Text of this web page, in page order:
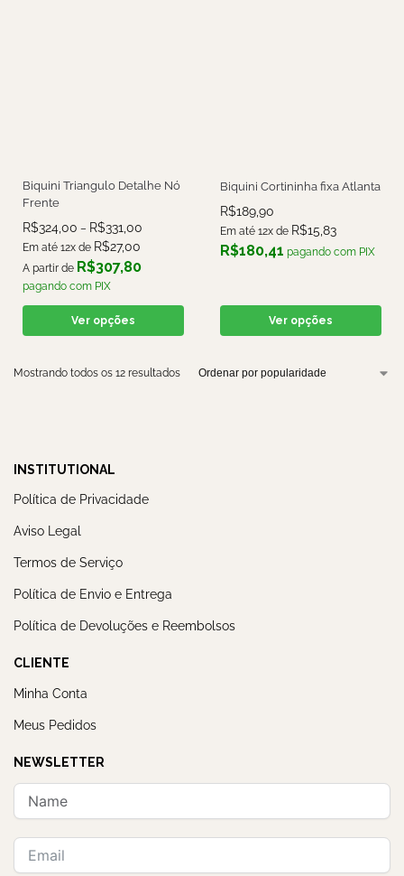
Biquini Triangulo Detalhe Nó
Frente
R$324,00 – R$331,00
Em até 12x de R$27,00
A partir de R$307,80
pagando com PIX
Ver opções
Biquini Cortininha fixa Atlanta
R$189,90
Em até 12x de R$15,83
R$180,41 pagando com PIX
Ver opções
Mostrando todos os 12 resultados
INSTITUTIONAL
Política de Privacidade
Aviso Legal
Termos de Serviço
Política de Envio e Entrega
Política de Devoluções e Reembolsos
CLIENTE
Minha Conta
Meus Pedidos
NEWSLETTER